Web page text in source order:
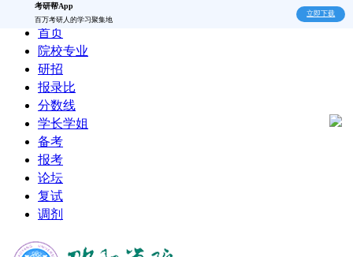
考研帮App
百万考研人的学习聚集地
立即下载
首页
院校专业
研招
报录比
分数线
学长学姐
备考
报考
论坛
复试
调剂